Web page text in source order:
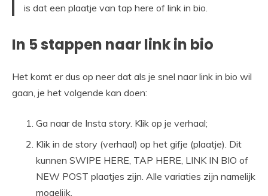
is dat een plaatje van tap here of link in bio.
In 5 stappen naar link in bio
Het komt er dus op neer dat als je snel naar link in bio wil
gaan, je het volgende kan doen:
Ga naar de Insta story. Klik op je verhaal;
Klik in de story (verhaal) op het gifje (plaatje). Dit
kunnen SWIPE HERE, TAP HERE, LINK IN BIO of
NEW POST plaatjes zijn. Alle variaties zijn namelijk
mogelijk.